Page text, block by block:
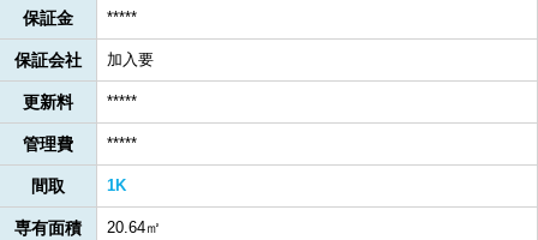
保証金 *****
保証会社 加入要
更新料 *****
管理費 *****
間取 1K
専有面積 20.64㎡